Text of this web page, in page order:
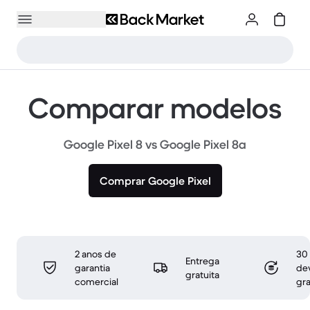
Comparar modelos
Google Pixel 8 vs Google Pixel 8a
Comprar Google Pixel
2 anos de
garantia
comercial
Entrega
gratuita
30